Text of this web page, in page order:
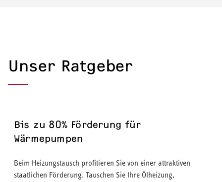
Unser Ratgeber
Bis zu 80% Förderung für
Wärmepumpen
Beim Heizungstausch profitieren Sie von einer attraktiven
staatlichen Förderung. Tauschen Sie Ihre Ölheizung,